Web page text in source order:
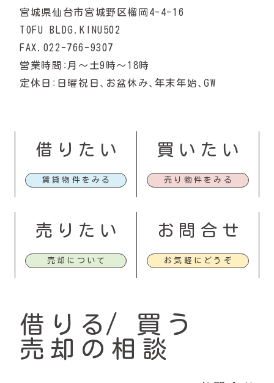
宮城県仙台市宮城野区榴岡4-4-16
TOFU BLDG.KINU502
FAX.022-766-9307
営業時間：月〜土9時〜18時
定休日：日曜祝日、お盆休み、年末年始、GW
借りたい
賃貸物件をみる
買いたい
売り物件をみる
売りたい
売却について
お問合せ
お気軽にどうぞ
借りる
買う
売却の相談